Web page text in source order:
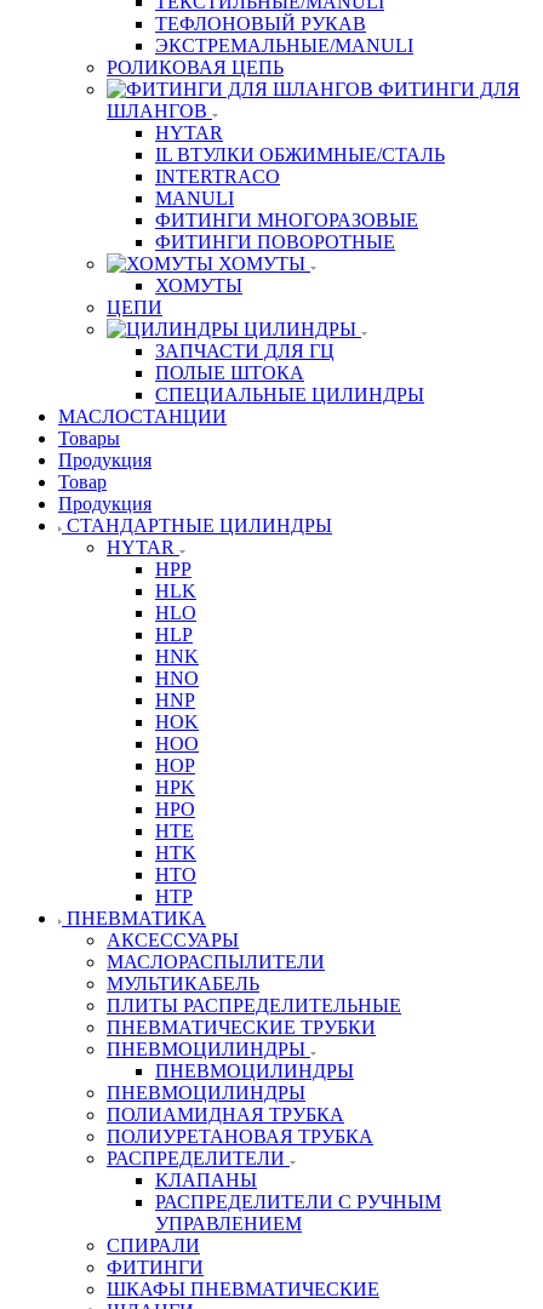
ТЕФЛОНОВЫЙ РУКАВ
ЭКСТРЕМАЛЬНЫЕ/MANULI
РОЛИКОВАЯ ЦЕПЬ
ФИТИНГИ ДЛЯ
ШЛАНГОВ
HYTAR
IL ВТУЛКИ ОБЖИМНЫЕ/СТАЛЬ
INTERTRACO
MANULI
ФИТИНГИ МНОГОРАЗОВЫЕ
ФИТИНГИ ПОВОРОТНЫЕ
ХОМУТЫ
ХОМУТЫ
ЦЕПИ
ЦИЛИНДРЫ
ЗАПЧАСТИ ДЛЯ ГЦ
ПОЛЫЕ ШТОКА
СПЕЦИАЛЬНЫЕ ЦИЛИНДРЫ
МАСЛОСТАНЦИИ
Товары
Продукция
Товар
Продукция
СТАНДАРТНЫЕ ЦИЛИНДРЫ
HYTAR
HPP
HLK
HLO
HLP
HNK
HNO
HNP
HOK
HOO
HOP
HPK
HPO
HTE
HTK
HTO
HTP
ПНЕВМАТИКА
АКСЕССУАРЫ
МАСЛОРАСПЫЛИТЕЛИ
МУЛЬТИКАБЕЛЬ
ПЛИТЫ РАСПРЕДЕЛИТЕЛЬНЫЕ
ПНЕВМАТИЧЕСКИЕ ТРУБКИ
ПНЕВМОЦИЛИНДРЫ
ПНЕВМОЦИЛИНДРЫ
ПНЕВМОЦИЛИНДРЫ
ПОЛИАМИДНАЯ ТРУБКА
ПОЛИУРЕТАНОВАЯ ТРУБКА
РАСПРЕДЕЛИТЕЛИ
КЛАПАНЫ
РАСПРЕДЕЛИТЕЛИ С РУЧНЫМ
УПРАВЛЕНИЕМ
СПИРАЛИ
ФИТИНГИ
ШКАФЫ ПНЕВМАТИЧЕСКИЕ